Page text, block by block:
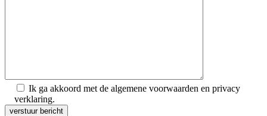
Ik ga akkoord met de algemene voorwaarden en privacy
verklaring.
Gelieve dit veld leeg te laten.